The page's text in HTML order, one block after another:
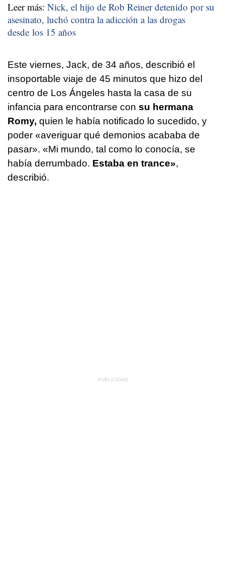
Leer más: Nick, el hijo de Rob Reiner detenido por su
asesinato, luchó contra la adicción a las drogas
desde los 15 años
Este viernes, Jack, de 34 años, describió el
insoportable viaje de 45 minutos que hizo del
centro de Los Ángeles hasta la casa de su
infancia para encontrarse con su hermana
Romy, quien le había notificado lo sucedido, y
poder «averiguar qué demonios acababa de
pasar». «Mi mundo, tal como lo conocía, se
había derrumbado. Estaba en trance»,
describió.